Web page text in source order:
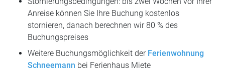
Anreise können Sie Ihre Buchung kostenlos
stornieren, danach berechnen wir 80 % des
Buchungspreises
Weitere Buchungsmöglichkeit der Ferienwohnung
Schneemann bei Ferienhaus Miete